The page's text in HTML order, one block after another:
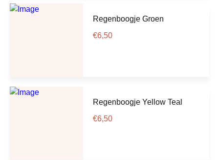
Regenboogje Groen
€6,50
Regenboogje Yellow Teal
€6,50